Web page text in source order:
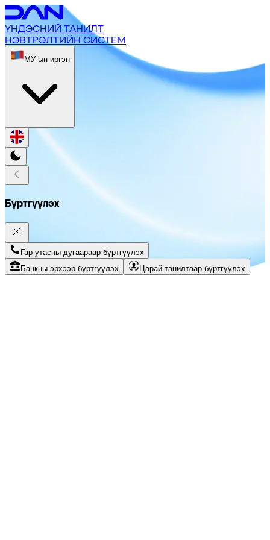
ҮНДЭСНИЙ ТАНИЛТ
НЭВТРЭЛТИЙН СИСТЕМ
МУ-ын иргэн
Бүртгүүлэх
Гар утасны дугаараар бүртгүүлэх
Банкны эрхээр бүртгүүлэх
Царай танилтаар бүртгүүлэх